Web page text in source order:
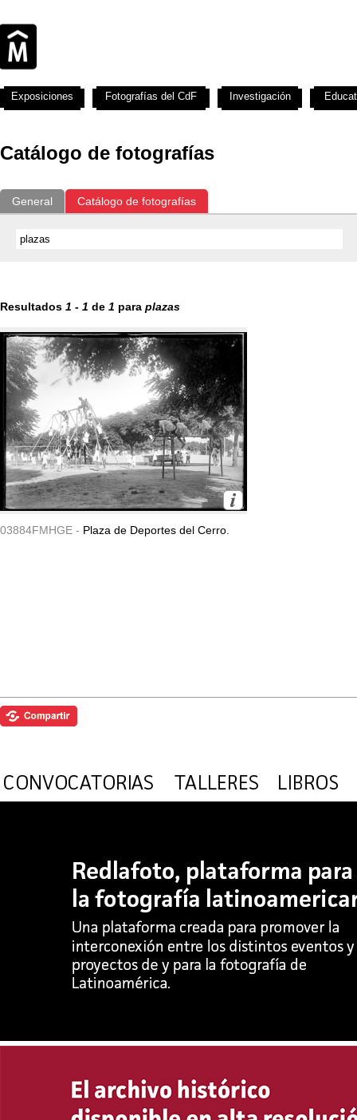
Catálogo de fotografías
General Catálogo de fotografías
Resultados 1 - 1 de 1 para plazas
03884FMHGE - Plaza de Deportes del Cerro.
Exposiciones Fotografías del CdF Investigación